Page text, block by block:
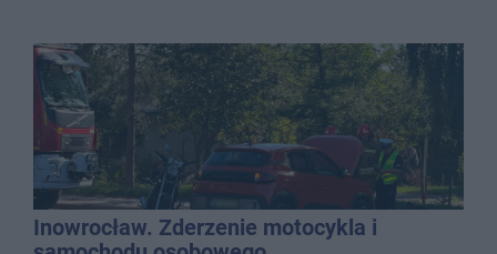
Inowrocław. Zderzenie motocykla i